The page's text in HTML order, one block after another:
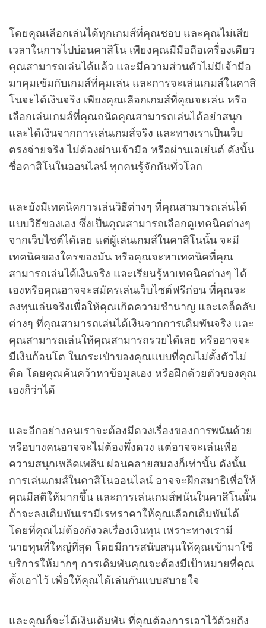
โดยคุณเลือกเล่นได้ทุกเกมส์ที่คุณชอบ และคุณไม่เสีย
เวลาในการไปบ่อนคาสิโน เพียงคุณมีมือถือเครื่องเดียว
คุณสามารถเล่นได้แล้ว และมีความส่วนตัวไม่มีเจ้ามือ
มาคุมเข้มกับเกมส์ที่คุมเล่น และการจะเล่นเกมส์ในคาสิ
โนจะได้เงินจริง เพียงคุณเลือกเกมส์ที่คุณจะเล่น หรือ
เลือกเล่นเกมส์ที่คุณถนัดคุณสามารถเล่นได้อย่าสนุก
และได้เงินจากการเล่นเกมส์จริง และทางเราเป็นเว็บ
ตรงจ่ายจริง ไม่ต้องผ่านเจ้ามือ หรือผ่านเอเย่นต์ ดังนั้น
ชื่อคาสิโนในออนไลน์ ทุกคนรู้จักกันทั่วโลก
และยังมีเทคนิคการเล่นวิธีต่างๆ ที่คุณสามารถเล่นได้
แบบวิธีของเอง ซึ่งเป็นคุณสามารถเลือกดูเทคนิคต่างๆ
จากเว็บไซต์ได้เลย แต่ผู้เล่นเกมส์ในคาสิโนนั้น จะมี
เทคนิคของใครของมัน หรือคุณจะหาเทคนิคที่คุณ
สามารถเล่นได้เงินจริง และเรียนรู้หาเทคนิคต่างๆ ได้
เองหรือคุณอาจจะสมัครเล่นเว็บไซต์ฟรีก่อน ที่คุณจะ
ลงทุนเล่นจริงเพื่อให้คุณเกิดความชำนาญ และเคล็ดลับ
ต่างๆ ที่คุณสามารถเล่นได้เงินจากการเดิมพันจริง และ
คุณสามารถเล่นให้คุณสามารถรวยได้เลย หรืออาจจะ
มีเงินก้อนโต ในกระเป๋าของคุณแบบที่คุณไม่ตั้งตัวไม่
ติด โดยคุณค้นคว้าหาข้อมูลเอง หรือฝึกด้วยตัวของคุณ
เองก็ว่าได้
และอีกอย่างคนเราจะต้องมีดวงเรื่องของการพนันด้วย
หรือบางคนอาจจะไม่ต้องพึ่งดวง แต่อาจจะเล่นเพื่อ
ความสนุกเพลิดเพลิน ผ่อนคลายสมองก็เท่านั้น ดังนั้น
การเล่นเกมส์ในคาสิโนออนไลน์ อาจจะฝึกสมาธิเพื่อให้
คุณมีสติให้มากขึ้น และการเล่นเกมส์พนันในคาสิโนนั้น
ถ้าจะลงเดิมพันเรามีเรทราคาให้คุณเลือกเดิมพันได้
โดยที่คุณไม่ต้องกังวลเรื่องเงินทุน เพราะทางเรามี
นายทุนที่ใหญ่ที่สุด โดยมีการสนับสนุนให้คุณเข้ามาใช้
บริการให้มากๆ การเดิมพันคุณจะต้องมีเป้าหมายที่คุณ
ตั้งเอาไว้ เพื่อให้คุณได้เล่นกันแบบสบายใจ
และคุณก็จะได้เงินเดิมพัน ที่คุณต้องการเอาไว้ด้วยถึง